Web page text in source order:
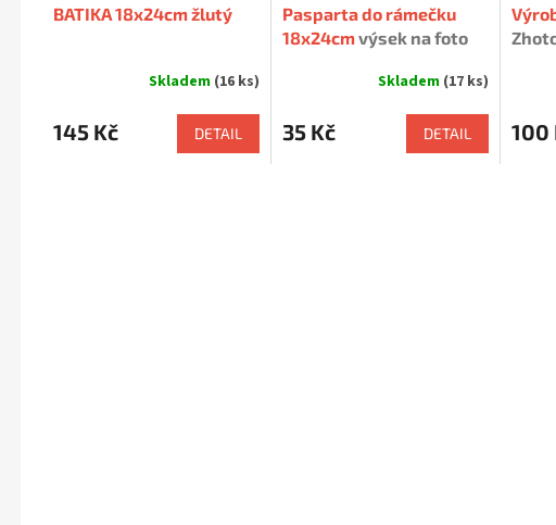
BATIKA 18x24cm žlutý
Skladem (16 ks)
145 Kč DETAIL
Pasparta do rámečku
18x24cmvýsek na foto
Skladem (17 ks)
35 Kč DETAIL 100